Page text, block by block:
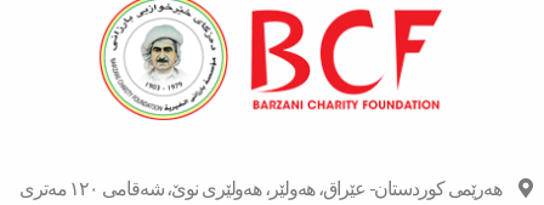
هەرێمی کوردستان- عێراق، هەولێر، هەولێری نوێ، شەقامی ١٢٠ مەتری